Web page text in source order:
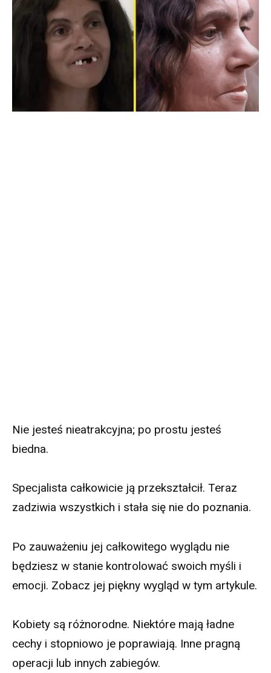
Nie jesteś nieatrakcyjna; po prostu jesteś
biedna.
Specjalista całkowicie ją przekształcił. Teraz
zadziwia wszystkich i stała się nie do poznania.
Po zauważeniu jej całkowitego wyglądu nie
będziesz w stanie kontrolować swoich myśli i
emocji. Zobacz jej piękny wygląd w tym artykule.
Kobiety są różnorodne. Niektóre mają ładne
cechy i stopniowo je poprawiają. Inne pragną
operacji lub innych zabiegów.